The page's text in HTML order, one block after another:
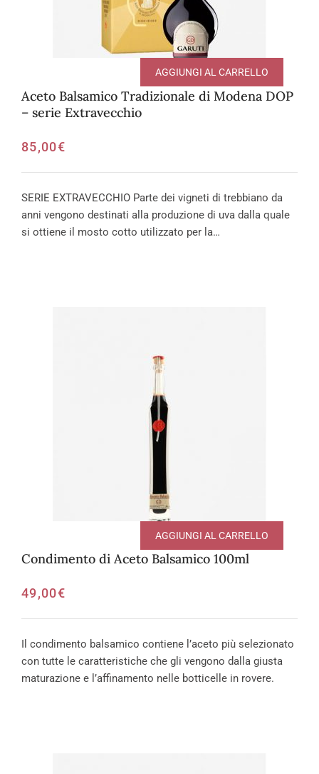
Aceto Balsamico Tradizionale di Modena DOP
– serie Extravecchio
85,00€
AGGIUNGI AL CARRELLO
SERIE EXTRAVECCHIO Parte dei vigneti di trebbiano da
anni vengono destinati alla produzione di uva dalla quale
si ottiene il mosto cotto utilizzato per la…
Condimento di Aceto Balsamico 100ml
49,00€
AGGIUNGI AL CARRELLO
Il condimento balsamico contiene l’aceto più selezionato
con tutte le caratteristiche che gli vengono dalla giusta
maturazione e l’affinamento nelle botticelle in rovere.